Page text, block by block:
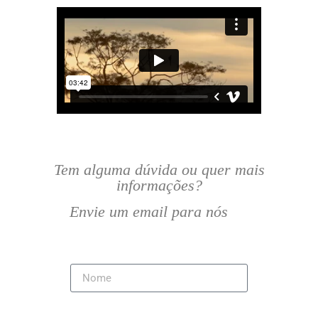
Tem alguma dúvida ou quer mais
informações?
Envie um email para nós